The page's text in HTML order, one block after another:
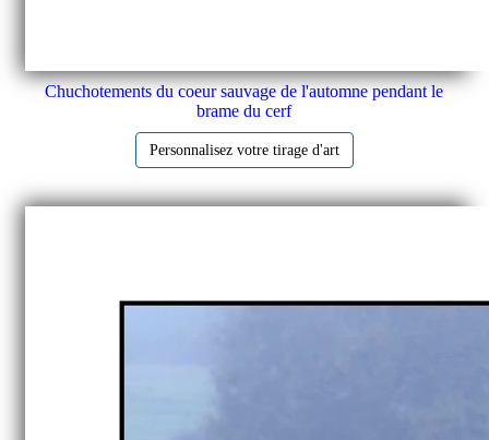
Chuchotements du coeur sauvage de l'automne pendant le
brame du cerf
Personnalisez votre tirage d'art